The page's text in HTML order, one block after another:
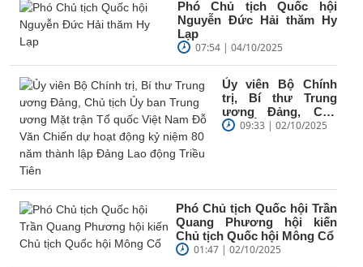
Phó Chủ tịch Quốc hội
Nguyễn Đức Hải thăm Hy
Lạp
07:54 | 04/10/2025
Ủy viên Bộ Chính
trị, Bí thư Trung
ương Đảng, Chủ
tịch Ủy ban Trung
09:33 | 02/10/2025
Phó Chủ tịch Quốc hội Trần
Quang Phương hội kiến
Chủ tịch Quốc hội Mông Cổ
01:47 | 02/10/2025